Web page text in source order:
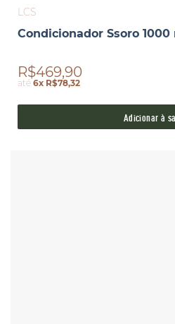
LCS
Condicionador Ssoro 1000
R$469,90
até6x R$78,32
Adicionar à